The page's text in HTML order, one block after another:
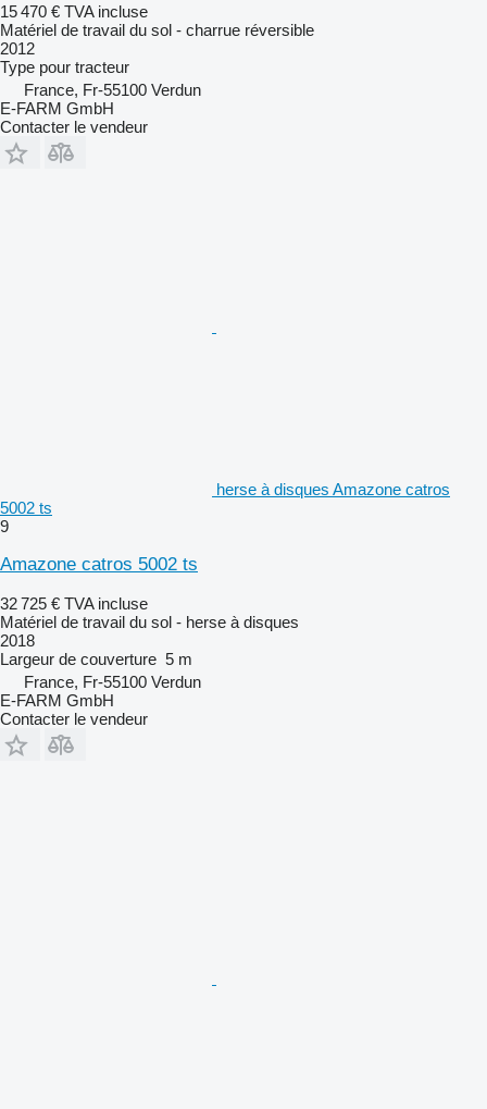
15 470 € TVA incluse
Matériel de travail du sol - charrue réversible
2012
Type pour tracteur
France, Fr-55100 Verdun
E-FARM GmbH
Contacter le vendeur
herse à disques Amazone catros
5002 ts
9
Amazone catros 5002 ts
32 725 € TVA incluse
Matériel de travail du sol - herse à disques
2018
Largeur de couverture 5 m
France, Fr-55100 Verdun
E-FARM GmbH
Contacter le vendeur